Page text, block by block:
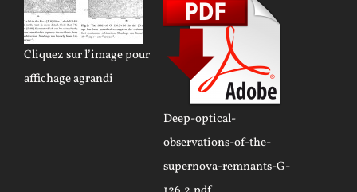
Cliquez sur l’image pour
affichage agrandi
Deep-optical-
observations-of-the-
supernova-remnants-G-